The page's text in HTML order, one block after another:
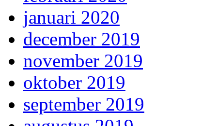
januari 2020
december 2019
november 2019
oktober 2019
september 2019